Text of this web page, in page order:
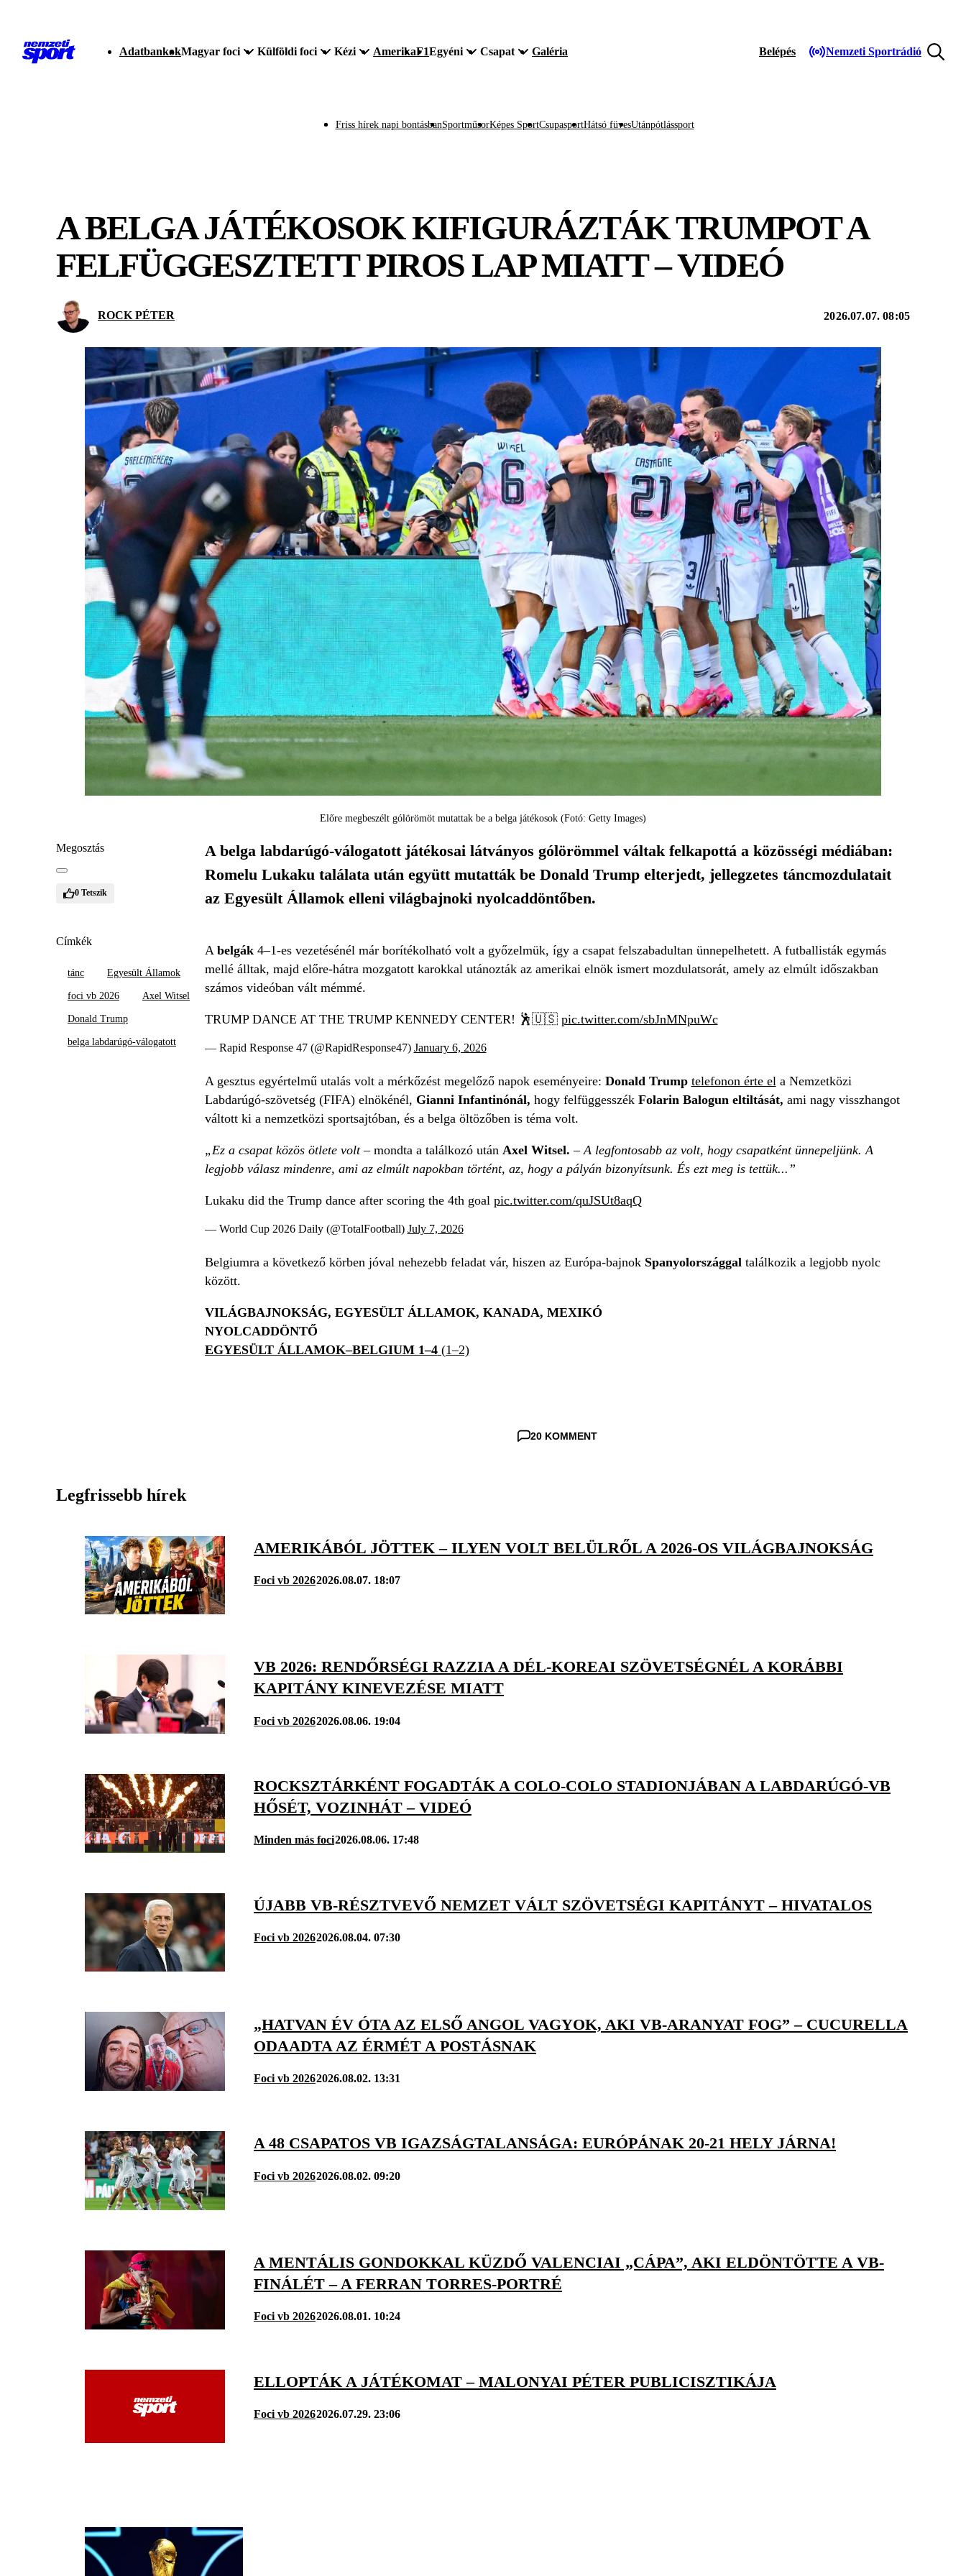
AdatbankokMagyar foci Külföldi foci Kézi AmerikaF1Egyéni Csapat Galéria Belépés Nemzeti Sportrádió
Friss hírek napi bontásbanSportműsorKépes SportCsupasportHátsó füvesUtánpótlássport
A BELGA JÁTÉKOSOK KIFIGURÁZTÁK TRUMPOT A
FELFÜGGESZTETT PIROS LAP MIATT – VIDEÓ
ROCK PÉTER 2026.07.07. 08:05
Előre megbeszélt gólörömöt mutattak be a belga játékosok (Fotó: Getty Images)
Megosztás
0 Tetszik
Címkék
tánc Egyesült Államok
foci vb 2026 Axel Witsel
Donald Trump
belga labdarúgó-válogatott
A belga labdarúgó-válogatott játékosai látványos gólörömmel váltak felkapottá a közösségi médiában:
Romelu Lukaku találata után együtt mutatták be Donald Trump elterjedt, jellegzetes táncmozdulatait
az Egyesült Államok elleni világbajnoki nyolcaddöntőben.
A belgák4–1-es vezetésénél már borítékolható volt a győzelmük, így a csapat felszabadultan ünnepelhetett. A futballisták egymás
mellé álltak, majd előre-hátra mozgatott karokkal utánozták az amerikai elnök ismert mozdulatsorát, amely az elmúlt időszakban
számos videóban vált mémmé.
TRUMP DANCE AT THE TRUMP KENNEDY CENTER! 🕺🇺🇸 pic.twitter.com/sbJnMNpuWc
— Rapid Response 47 (@RapidResponse47) January 6, 2026
A gesztus egyértelmű utalás volt a mérkőzést megelőző napok eseményeire: Donald Trump telefonon érte el a Nemzetközi
Labdarúgó-szövetség (FIFA) elnökénél, Gianni Infantinónál, hogy felfüggesszék Folarin Balogun eltiltását, ami nagy visszhangot
váltott ki a nemzetközi sportsajtóban, és a belga öltözőben is téma volt.
„Ez a csapat közös ötlete volt– mondta a találkozó után Axel Witsel.– A legfontosabb az volt, hogy csapatként ünnepeljünk. A
legjobb válasz mindenre, ami az elmúlt napokban történt, az, hogy a pályán bizonyítsunk. És ezt meg is tettük...”
Lukaku did the Trump dance after scoring the 4th goal pic.twitter.com/quJSUt8aqQ
— World Cup 2026 Daily (@TotalFootball) July 7, 2026
Belgiumra a következő körben jóval nehezebb feladat vár, hiszen az Európa-bajnok Spanyolországgal találkozik a legjobb nyolc
között.
VILÁGBAJNOKSÁG, EGYESÜLT ÁLLAMOK, KANADA, MEXIKÓ
NYOLCADDÖNTŐ
EGYESÜLT ÁLLAMOK–BELGIUM 1–4(1–2)
20 KOMMENT
Legfrissebb hírek
AMERIKÁBÓL JÖTTEK – ILYEN VOLT BELÜLRŐL A 2026-OS VILÁGBAJNOKSÁG
Foci vb 20262026.08.07. 18:07
VB 2026: RENDŐRSÉGI RAZZIA A DÉL-KOREAI SZÖVETSÉGNÉL A KORÁBBI
KAPITÁNY KINEVEZÉSE MIATT
Foci vb 20262026.08.06. 19:04
ROCKSZTÁRKÉNT FOGADTÁK A COLO-COLO STADIONJÁBAN A LABDARÚGÓ-VB
HŐSÉT, VOZINHÁT – VIDEÓ
Minden más foci2026.08.06. 17:48
ÚJABB VB-RÉSZTVEVŐ NEMZET VÁLT SZÖVETSÉGI KAPITÁNYT – HIVATALOS
Foci vb 20262026.08.04. 07:30
„HATVAN ÉV ÓTA AZ ELSŐ ANGOL VAGYOK, AKI VB-ARANYAT FOG” – CUCURELLA
ODAADTA AZ ÉRMÉT A POSTÁSNAK
Foci vb 20262026.08.02. 13:31
A 48 CSAPATOS VB IGAZSÁGTALANSÁGA: EURÓPÁNAK 20-21 HELY JÁRNA!
Foci vb 20262026.08.02. 09:20
A MENTÁLIS GONDOKKAL KÜZDŐ VALENCIAI „CÁPA”, AKI ELDÖNTÖTTE A VB-
FINÁLÉT – A FERRAN TORRES-PORTRÉ
Foci vb 20262026.08.01. 10:24
ELLOPTÁK A JÁTÉKOMAT – MALONYAI PÉTER PUBLICISZTIKÁJA
Foci vb 20262026.07.29. 23:06